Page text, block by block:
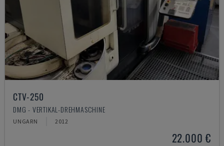
CTV-250
DMG - VERTIKAL-DREHMASCHINE
UNGARN 2012
22.000 €